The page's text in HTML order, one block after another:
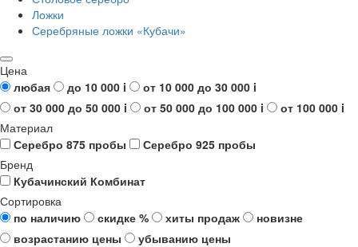
Ложки
Серебряные ложки «Кубачи»
Цена
любая
до 10 000 i от 10 000 до 30 000 i
от 30 000 до 50 000 i от 50 000 до 100 000 i от 100 000 i
Материал
Серебро 875 пробы
Серебро 925 пробы
Бренд
Кубачинский Комбинат
Сортировка
по наличию
скидке % хиты продаж
новизне
возрастанию цены
убыванию цены